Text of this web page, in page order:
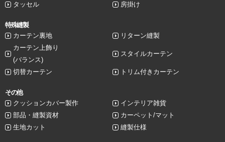
タッセル
房掛け
特殊縫製
カーテン裏地
リターン縫製
カーテン上飾り
(バランス)
スタイルカーテン
切替カーテン トリム付きカーテン
その他
クッションカバー製作
インテリア雑貨
部品・縫製資材
カーペット/マット
生地カット
縫製仕様